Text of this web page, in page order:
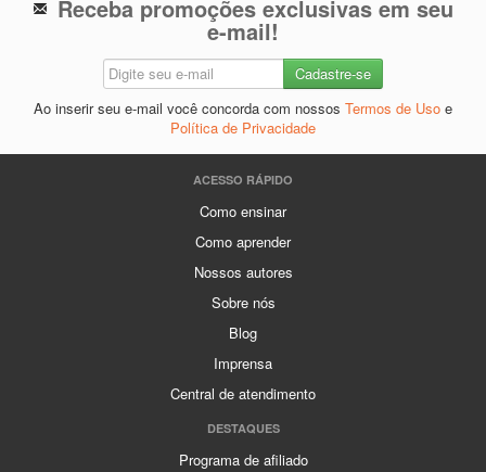
Receba promoções exclusivas em seu
e-mail!
Ao inserir seu e-mail você concorda com nossos Termos de Uso e
Política de Privacidade
ACESSO RÁPIDO
Como ensinar
Como aprender
Nossos autores
Sobre nós
Blog
Imprensa
Central de atendimento
DESTAQUES
Programa de afiliado